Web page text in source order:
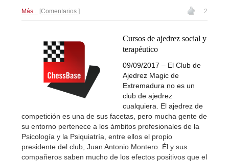
Más... Comentarios 2
Cursos de ajedrez social y
terapéutico
09/09/2017 – El Club de
Ajedrez Magic de
Extremadura no es un
club de ajedrez
cualquiera. El ajedrez de
competición es una de sus facetas, pero mucha gente de
su entorno pertenece a los ámbitos profesionales de la
Psicología y la Psiquiatría, entre ellos el propio
presidente del club, Juan Antonio Montero. Él y sus
compañeros saben mucho de los efectos positivos que el